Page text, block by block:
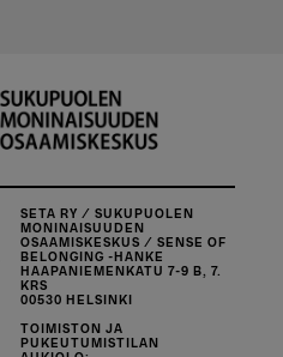
SETA RY / SUKUPUOLEN
MONINAISUUDEN
OSAAMISKESKUS / SENSE OF
BELONGING -HANKE
HAAPANIEMENKATU 7-9 B, 7.
KRS
00530 HELSINKI
TOIMISTON JA
PUKEUTUMISTILAN